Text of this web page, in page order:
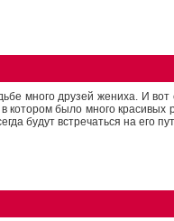
много друзей жениха. И
котором было много
будут встречаться на его